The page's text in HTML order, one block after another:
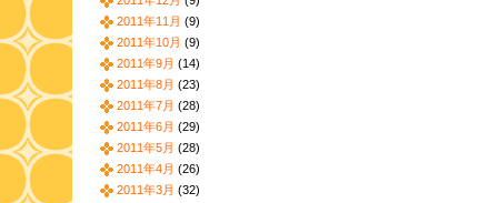
2011年11月 (9)
2011年10月 (9)
2011年9月 (14)
2011年8月 (23)
2011年7月 (28)
2011年6月 (29)
2011年5月 (28)
2011年4月 (26)
2011年3月 (32)